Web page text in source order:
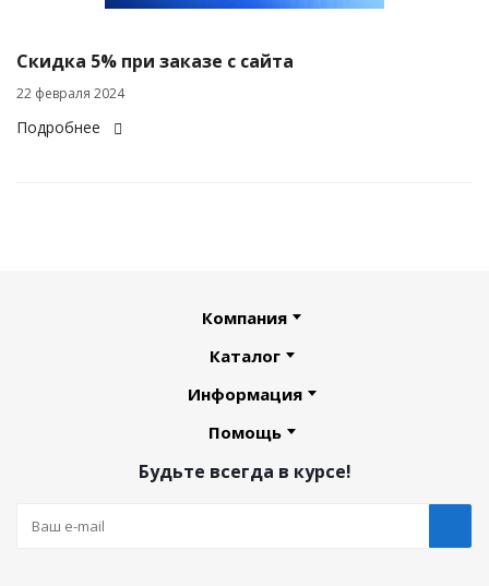
Скидка 5% при заказе с сайта
22 февраля 2024
Подробнее
Компания
Каталог
Информация
Помощь
Будьте всегда в курсе!